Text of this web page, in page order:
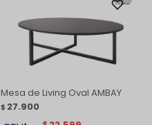
Mesa de Living Oval AMBAY
$ 27.900